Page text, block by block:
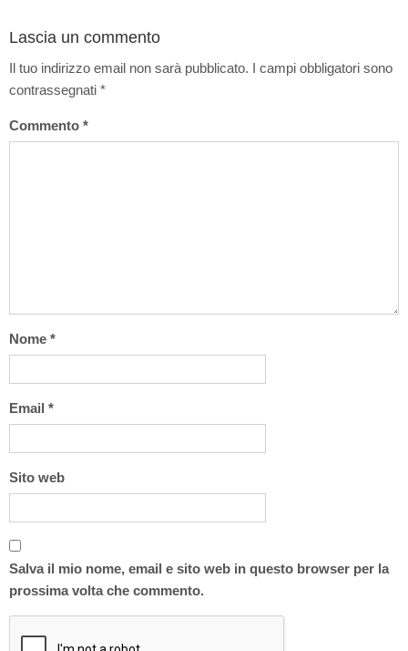
Lascia un commento
Il tuo indirizzo email non sarà pubblicato. I campi obbligatori sono
contrassegnati *
Commento *
Nome *
Email *
Sito web
Salva il mio nome, email e sito web in questo browser per la
prossima volta che commento.